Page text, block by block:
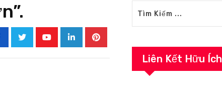
LinkedInPinterest
Liên Kết Hữu Ích